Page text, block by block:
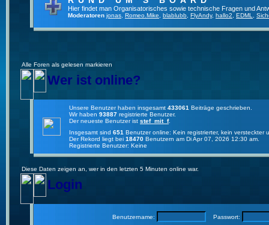
Hier findet man Organisatorisches sowie technische Fragen und
Moderatoren jonas Romeo.Mike blablubb FlyAndy, hallo2 EDML
Alle Foren als gelesen markieren
Wer ist online?
Unsere Benutzer haben insgesamt 433061 Beiträge geschrieben.
Wir haben 93887 registrierte Benutzer.
Der neueste Benutzer ist stef_mit_f.
Insgesamt sind 651 Benutzer online: Kein registrierter, kein
Der Rekord liegt bei 18470 Benutzern am Di Apr 07, 2026 12:30 am.
Registrierte Benutzer: Keine
Diese Daten zeigen an, wer in den letzten 5 Minuten online war.
Login
Benutzername: Passwort: